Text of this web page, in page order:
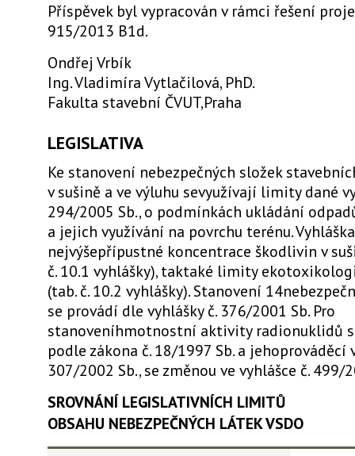
Příspěvek byl vypracován v rámci řešení
915/2013 B1d.
Ondřej Vrbík
Ing. Vladimíra Vytlačilová, PhD.
Fakulta stavební ČVUT,Praha
LEGISLATIVA
Ke stanovení nebezpečných složek
v sušině a ve výluhu sevyužívají limity dané
294/2005 Sb., o podmínkách ukládání
a jejich využívání na povrchu terénu.
nejvýšepřípustné koncentrace škodlivin v
č. 10.1 vyhlášky), taktaké limity
(tab. č. 10.2 vyhlášky). Stanovení
se provádí dle vyhlášky č. 376/2001 Sb. Pro
stanoveníhmotnostní aktivity radionuklidů
podle zákona č. 18/1997 Sb. a jehoprováděcí
307/2002 Sb., se změnou ve vyhlášce č. 499/
SROVNÁNÍ LEGISLATIVNÍCH LIMITŮ
OBSAHU NEBEZPEČNÝCH LÁTEK VSDO